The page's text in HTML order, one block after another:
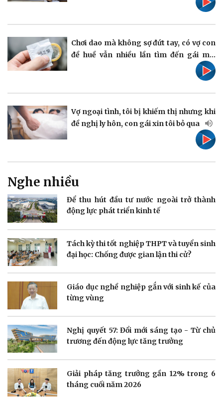
Thể thao
Lịch thi đấu bóng đá
Thế giới thể thao
eSports
Hậu trường
Xe máy
Doanh nghiệp
Thông tin doanh nghiệp
Doanh nhân
Vì cộng đồng
Công nghệ
Sành điệu
Chuyển đổi số
Sức khỏe
Dinh dưỡng - món ngon
Cây thuốc
Sản phụ khoa
Nhi khoa
Nam khoa
Làm đẹp - giảm cân
Đời sống
Nhà đẹp
Blog
Tình yêu - Gia đình
Chơi dao mà không sợ đứt tay, có vợ con
đề huề vẫn nhiều lần tìm đến gái mại
Vợ ngoại tình, tôi bị khiếm thị nhưng khi
đề nghị ly hôn, con gái xin tôi bỏ qua
Nghe nhiều
Để thu hút đầu tư nước ngoài trở thành
động lực phát triển kinh tế
Tách kỳ thi tốt nghiệp THPT và tuyển sinh
đại học: Chống được gian lận thi cử?
Giáo dục nghề nghiệp gắn với sinh kế của
từng vùng
Nghị quyết 57: Đổi mới sáng tạo - Từ chủ
trương đến động lực tăng trưởng
Giải pháp tăng trưởng gần 12% trong 6
tháng cuối năm 2026